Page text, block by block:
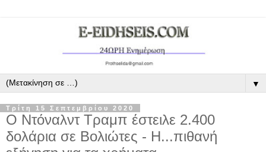
▼
Τρίτη 15 Σεπτεμβρίου 2020
Ο Ντόναλντ Τραμπ έστειλε 2.400
δολάρια σε Βολιώτες - Η...πιθανή